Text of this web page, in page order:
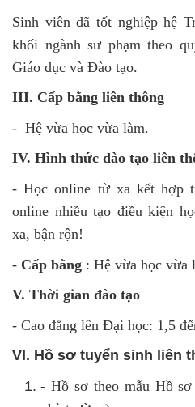
Sinh viên đã tốt nghiệp hệ
khối ngành sư phạm theo
Giáo dục và Đào tạo.
III. Cấp bằng liên thông
- Hệ vừa học vừa làm.
IV. Hình thức đào tạo liên
- Học online từ xa kết hợp
online nhiều tạo điều kiện
xa, bận rộn!
- Cấp bằng : Hệ vừa học vừa
V. Thời gian đào tạo
- Cao đẳng lên Đại học: 1,5
VI. Hồ sơ tuyển sinh liên
- Hồ sơ theo mẫu Hồ